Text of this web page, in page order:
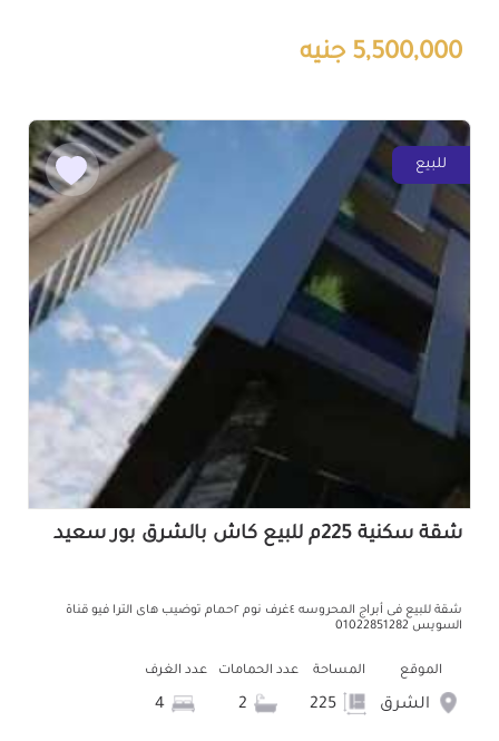
5,500,000 جنيه
للبيع
شقة سكنية 225م للبيع كاش بالشرق بور سعيد
شقة للبيع فى أبراج المحروسه ٤غرف نوم ٢حمام توضيب هاى الترا فيو قناة
السويس 01022851282
الموقع
الشرق
المساحة عدد الحمامات عدد الغرف